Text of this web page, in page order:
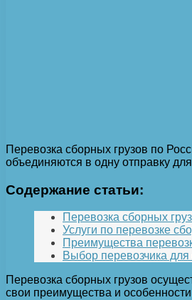
Перевозка сборных грузов по
объединяются в одну отправку
Содержание статьи:
Перевозка сборных
Услуги по перевозке
Преимущества
Выбор перевозчика для
Перевозка сборных грузов
свои преимущества и